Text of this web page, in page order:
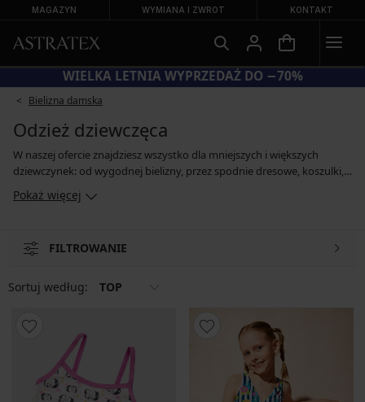
MAGAZYN WYMIANA I ZWROT KONTAKT
KOD BRA20 = BIUSTONOSZE −20%
Bielizna damska
Odzież dziewczęca
W naszej ofercie znajdziesz wszystko dla mniejszych i większych
dziewczynek: od wygodnej bielizny, przez spodnie dresowe, koszulki,
po piżamy. Znajdzie się coś dla miłośniczek zwierzęcych printów, jak i
jednokolorowych wzorów. Szlafroki, odzież sportowa, bluzy i inne
modal.
Pokaż więcej
FILTROWANIE
Sortuj według: TOP